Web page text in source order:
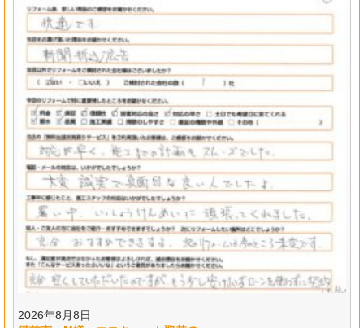
2026年8月8日